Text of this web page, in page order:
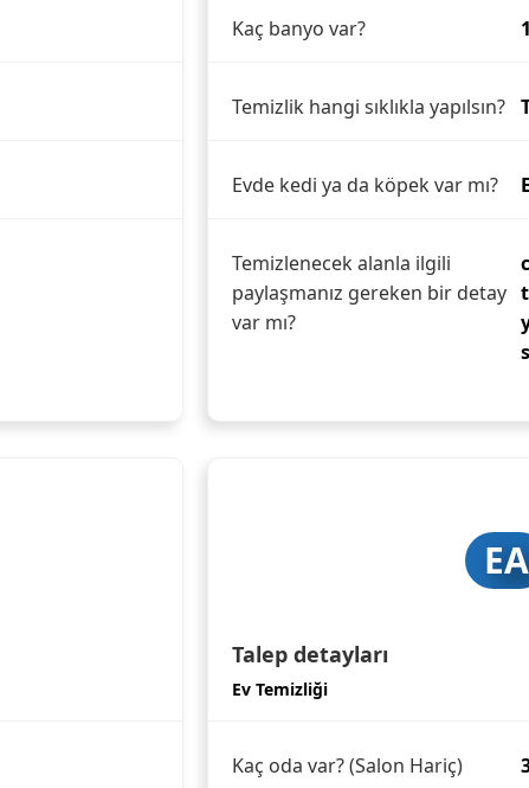
Kaç banyo var?
Temizlik hangi sıklıkla yapılsın?
Evde kedi ya da köpek var mı?
Temizlenecek alanla ilgili
paylaşmanız gereken bir detay
var mı?
EA
Talep detayları
Ev Temizliği
Kaç oda var? (Salon Hariç)